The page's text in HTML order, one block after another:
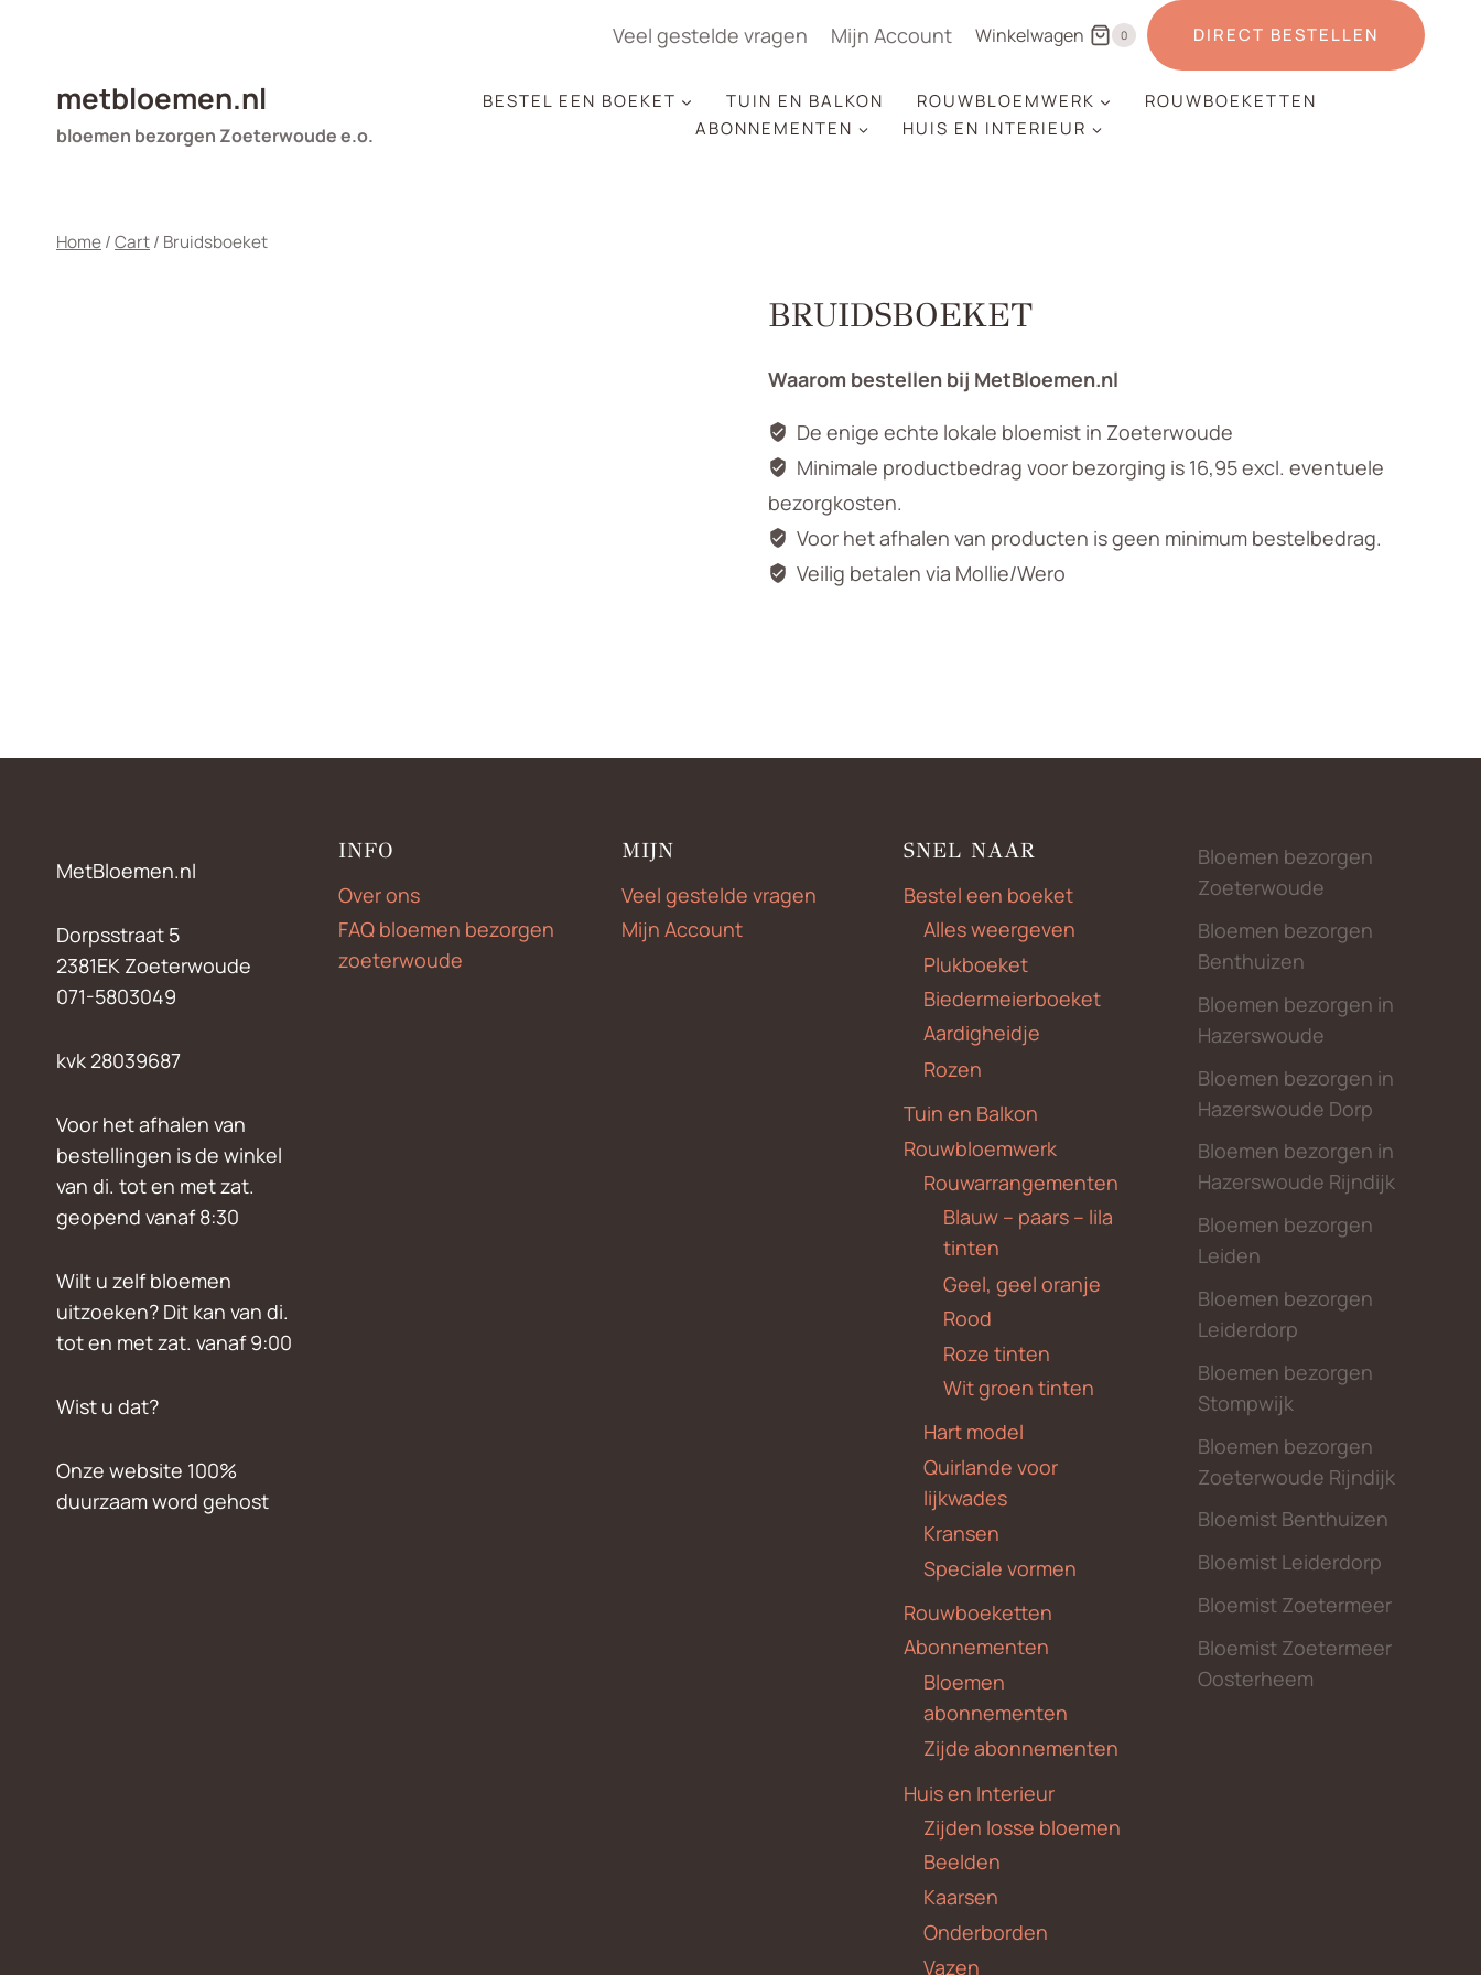
Veel gestelde vragen Mijn Account Winkelwagen 0 DIRECT BESTELLEN
metbloemen.nl
bloemen bezorgen Zoeterwoude e.o.
BESTEL EEN BOEKET TUIN EN BALKON ROUWBLOEMWERK
ROUWBOEKETTEN
ABONNEMENTEN
HUIS EN INTERIEUR
Home/Cart/ Bruidsboeket
BRUIDSBOEKET
Waarom bestellen bij MetBloemen.nl
De enige echte lokale bloemist in Zoeterwoude
Minimale productbedrag voor bezorging is 16,95 excl. eventuele
bezorgkosten.
Voor het afhalen van producten is geen minimum bestelbedrag.
Veilig betalen via Mollie/Wero
MetBloemen.nl
Dorpsstraat 5
2381EK Zoeterwoude
071-5803049
kvk 28039687
Voor het afhalen van
bestellingen is de winkel
van di. tot en met zat.
geopend vanaf 8:30
Wilt u zelf bloemen
uitzoeken? Dit kan van di.
tot en met zat. vanaf 9:00
Wist u dat?
Onze website 100%
duurzaam word gehost
INFO
Over ons
FAQ bloemen bezorgen
zoeterwoude
MIJN
Veel gestelde vragen
Mijn Account
SNEL NAAR
Bestel een boeket
Alles weergeven
Plukboeket
Biedermeierboeket
Aardigheidje
Rozen
Tuin en Balkon
Rouwbloemwerk
Rouwarrangementen
Blauw – paars – lila
tinten
Geel, geel oranje
Rood
Roze tinten
Wit groen tinten
Hart model
Quirlande voor
lijkwades
Kransen
Speciale vormen
Rouwboeketten
Abonnementen
Bloemen
abonnementen
Zijde abonnementen
Huis en Interieur
Zijden losse bloemen
Beelden
Kaarsen
Onderborden
Vazen
Bloemen bezorgen
Zoeterwoude
Bloemen bezorgen
Benthuizen
Bloemen bezorgen in
Hazerswoude
Bloemen bezorgen in
Hazerswoude Dorp
Bloemen bezorgen in
Hazerswoude Rijndijk
Bloemen bezorgen
Leiden
Bloemen bezorgen
Leiderdorp
Bloemen bezorgen
Stompwijk
Bloemen bezorgen
Zoeterwoude Rijndijk
Bloemist Benthuizen
Bloemist Leiderdorp
Bloemist Zoetermeer
Bloemist Zoetermeer
Oosterheem